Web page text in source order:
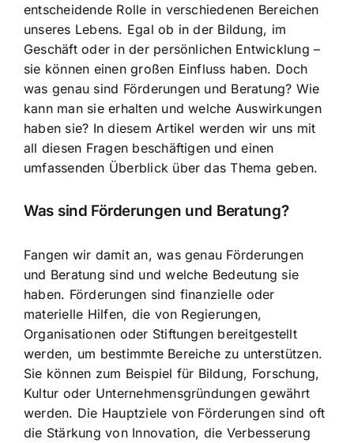
entscheidende Rolle in verschiedenen Bereichen
unseres Lebens. Egal ob in der Bildung, im
Geschäft oder in der persönlichen Entwicklung –
sie können einen großen Einfluss haben. Doch
was genau sind Förderungen und Beratung? Wie
kann man sie erhalten und welche Auswirkungen
haben sie? In diesem Artikel werden wir uns mit
all diesen Fragen beschäftigen und einen
umfassenden Überblick über das Thema geben.
Was sind Förderungen und Beratung?
Fangen wir damit an, was genau Förderungen
und Beratung sind und welche Bedeutung sie
haben. Förderungen sind finanzielle oder
materielle Hilfen, die von Regierungen,
Organisationen oder Stiftungen bereitgestellt
werden, um bestimmte Bereiche zu unterstützen.
Sie können zum Beispiel für Bildung, Forschung,
Kultur oder Unternehmensgründungen gewährt
werden. Die Hauptziele von Förderungen sind oft
die Stärkung von Innovation, die Verbesserung